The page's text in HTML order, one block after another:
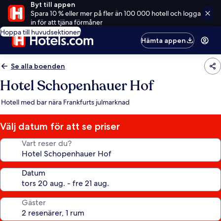
Byt till appen
Spara 10 % eller mer på fler än 100 000 hotell och logga
in för att tjäna förmåner
Hoppa till huvudsektionen
Hämta appen
Se alla boenden
Hotel Schopenhauer Hof
Hotell med bar nära Frankfurts julmarknad
Välj datum för att se priser
Vart reser du?
Datum
Gäster